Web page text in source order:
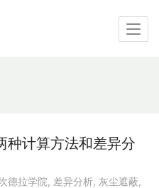
种计算方法和差异分
德拉学院, 差异分析, 灰尘遮蔽,